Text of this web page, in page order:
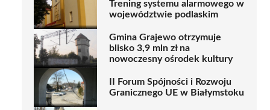
Trening systemu alarmowego w
województwie podlaskim
Gmina Grajewo otrzymuje
blisko 3,9 mln zł na
nowoczesny ośrodek kultury
II Forum Spójności i Rozwoju
Granicznego UE w Białymstoku